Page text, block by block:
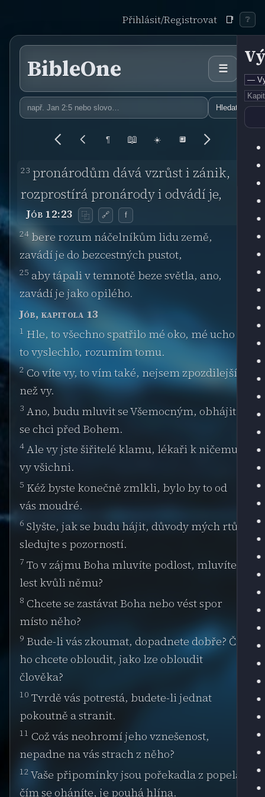
Přihlásit/Registrovat 📑 ❔
BibleOne ☰
Hledat
¶ 📖 ☀️ 🔲
23 pronárodům dává vzrůst i zánik,
rozprostírá pronárody i odvádí je,
Jób 12:23 ⿻ 🔗 f
24 bere rozum náčelníkům lidu země,
zavádí je do bezcestných pustot,
25 aby tápali v temnotě beze světla, ano,
zavádí je jako opilého.
Jób, kapitola 13
1 Hle, to všechno spatřilo mé oko, mé ucho
to vyslechlo, rozumím tomu.
2Co víte vy, to vím také, nejsem zpozdilejší
než vy.
3 Ano, budu mluvit se Všemocným, obhájit
se chci před Bohem.
4 Ale vy jste šiřitelé klamu, lékaři k ničemu,
vy všichni.
5 Kéž byste konečně zmlkli, bylo by to od
vás moudré.
6 Slyšte, jak se budu hájit, důvody mých rtů
sledujte s pozorností.
7 To v zájmu Boha mluvíte podlost, mluvíte
lest kvůli němu?
8 Chcete se zastávat Boha nebo vést spor
místo něho?
9 Bude-li vás zkoumat, dopadnete dobře? Či
ho chcete obloudit, jako lze obloudit
člověka?
10 Tvrdě vás potrestá, budete-li jednat
pokoutně a stranit.
11 Což vás neohromí jeho vznešenost,
nepadne na vás strach z něho?
12 Vaše připomínky jsou pořekadla z popela,
čím se oháníte, je pouhá hlína.